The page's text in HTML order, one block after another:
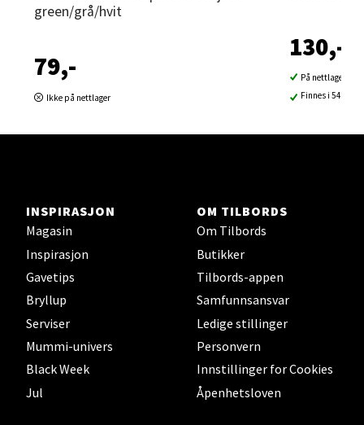
green/grå/hvit
79,-
Ikke på nettlager
130,-
På nettlager
Finnes i 54
INSPIRASJON
Magasin
Inspirasjon
Gavetips
Bryllup
Serviser
Mummi-univers
Black Week
Jul
OM TILBORDS
Om Tilbords
Butikker
Tilbords-appen
Samfunnsansvar
Ledige stillinger
Personvern
Innstillinger for Cookies
Åpenhetsloven
Sortland - Sortland Storsenter
Åpent i dag 10-19
Steinkjer - Thon Senter Steinkjer
Sjøfartsgata 2, 7714 Steinkjer
Åpent i dag 10-20
0 i butikk